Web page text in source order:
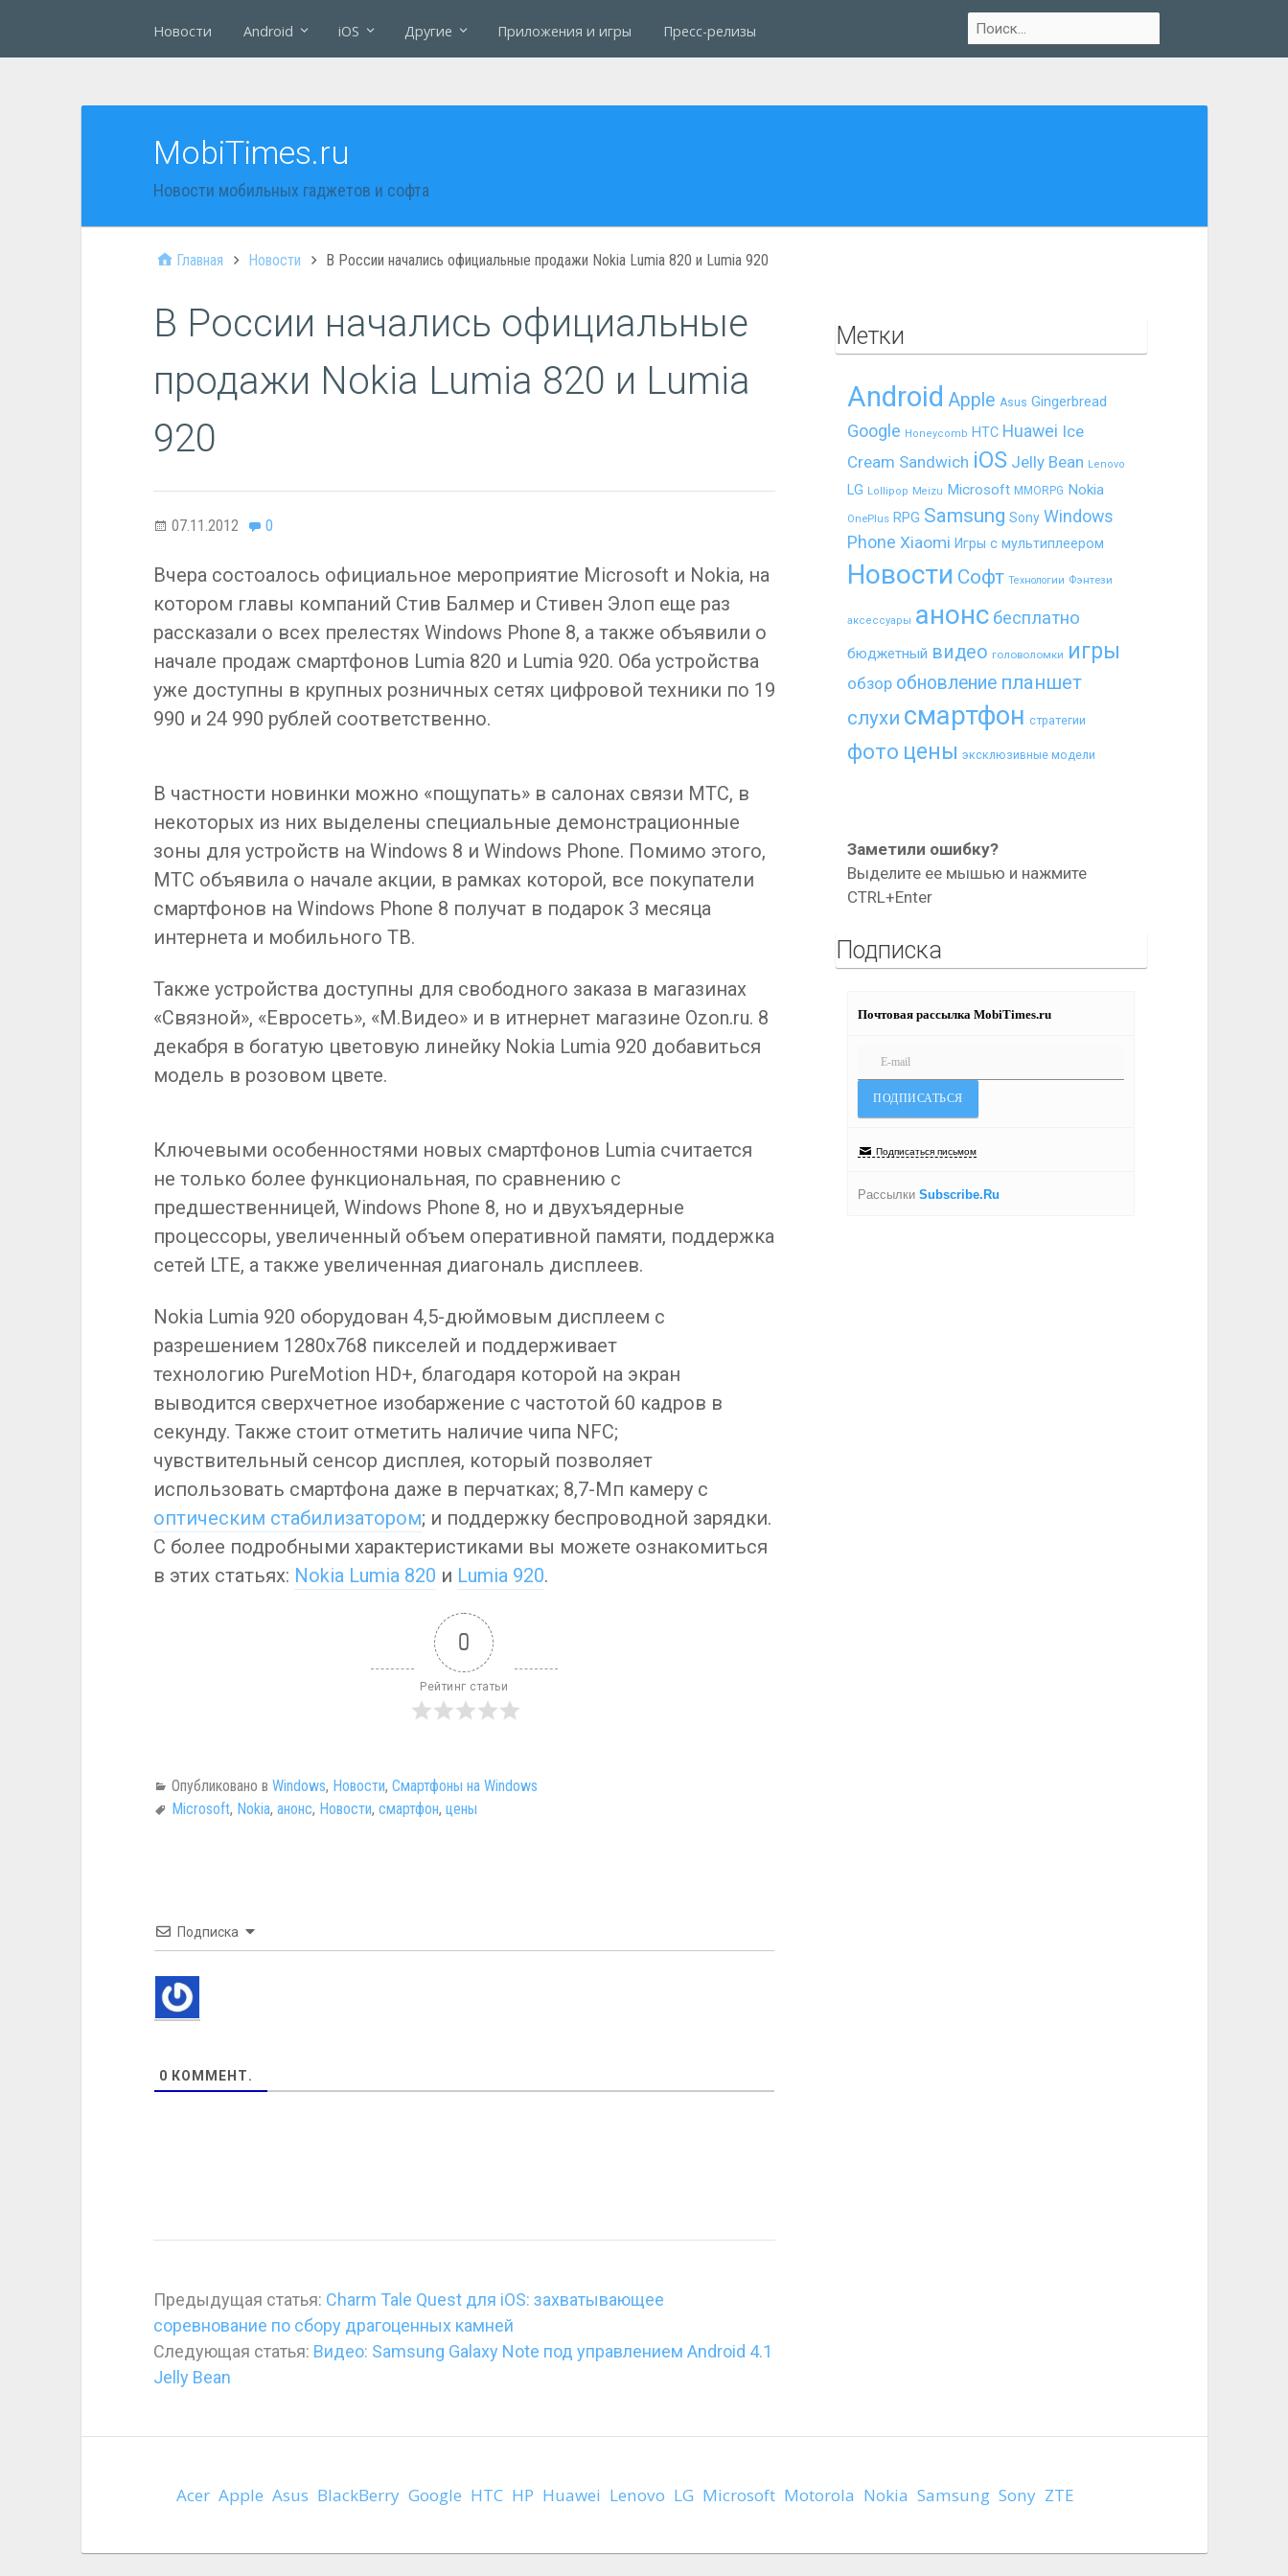
Новости Android iOS Другие Приложения и игры Пресс-релизы
MobiTimes.ru
Новости мобильных гаджетов и софта
Главная Новости В России начались официальные продажи Nokia Lumia 820 и Lumia 920
В России начались официальные
продажи Nokia Lumia 820 и Lumia
920
07.11.2012 0
Вчера состоалось официальное мероприятие Microsoft и Nokia, на
котором главы компаний Стив Балмер и Стивен Элоп еще раз
рассказали о всех прелестях Windows Phone 8, а также объявили о
начале продаж смартфонов Lumia 820 и Lumia 920. Оба устройства
уже доступны в крупных розничных сетях цифровой техники по 19
990 и 24 990 рублей соответственно.
В частности новинки можно «пощупать» в салонах связи МТС, в
некоторых из них выделены специальные демонстрационные
зоны для устройств на Windows 8 и Windows Phone. Помимо этого,
МТС объявила о начале акции, в рамках которой, все покупатели
смартфонов на Windows Phone 8 получат в подарок 3 месяца
интернета и мобильного ТВ.
Также устройства доступны для свободного заказа в магазинах
«Связной», «Евросеть», «М.Видео» и в итнернет магазине Ozon.ru. 8
декабря в богатую цветовую линейку Nokia Lumia 920 добавиться
модель в розовом цвете.
Ключевыми особенностями новых смартфонов Lumia считается
не только более функциональная, по сравнению с
предшественницей, Windows Phone 8, но и двухъядерные
процессоры, увеличенный объем оперативной памяти, поддержка
сетей LTE, а также увеличенная диагональ дисплеев.
Nokia Lumia 920 оборудован 4,5-дюймовым дисплеем с
разрешением 1280х768 пикселей и поддерживает
технологию PureMotion HD+, благодаря которой на экран
выводится сверхчетное изобаржение с частотой 60 кадров в
секунду. Также стоит отметить наличие чипа NFC;
чувствительный сенсор дисплея, который позволяет
использовать смартфона даже в перчатках; 8,7-Мп камеру с
оптическим стабилизатором; и поддержку беспроводной зарядки.
С более подробными характеристиками вы можете ознакомиться
в этих статьях: Nokia Lumia 820 и Lumia 920.
0
Рейтинг статьи
Опубликовано в Windows, Новости, Смартфоны на Windows
Microsoft, Nokia, анонс, Новости, смартфон, цены
Подписка
0 КОММЕНТ.
Предыдущая статья: Charm Tale Quest для iOS: захватывающее
соревнование по сбору драгоценных камней
Следующая статья: Видео: Samsung Galaxy Note под управлением Android 4.1
Jelly Bean
Метки
Android Apple Asus Gingerbread
Google Honeycomb HTC Huawei Ice
Cream Sandwich iOS Jelly Bean Lenovo
LG Lollipop Meizu Microsoft MMORPG Nokia
OnePlus RPG Samsung Sony Windows
Phone Xiaomi Игры с мультиплеером
Новости Софт Технологии Фэнтези
аксессуары анонс бесплатно
бюджетный видео головоломки игры
обзор обновление планшет
слухи смартфон стратегии
фото цены эксклюзивные модели
Заметили ошибку?
Выделите ее мышью и нажмите
CTRL+Enter
Подписка
Почтовая рассылка MobiTimes.ru
Подписаться письмом
РассылкиSubscribe.Ru
Acer Apple Asus BlackBerry Google HTC HP Huawei Lenovo LG Microsoft Motorola Nokia Samsung Sony ZTE